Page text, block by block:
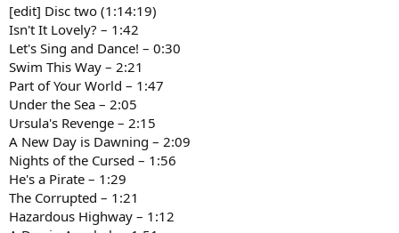
[edit] Disc two (1:14:19)
Isn't It Lovely? – 1:42
Let's Sing and Dance! – 0:30
Swim This Way – 2:21
Part of Your World – 1:47
Under the Sea – 2:05
Ursula's Revenge – 2:15
A New Day is Dawning – 2:09
Nights of the Cursed – 1:56
He's a Pirate – 1:29
The Corrupted – 1:21
Hazardous Highway – 1:12